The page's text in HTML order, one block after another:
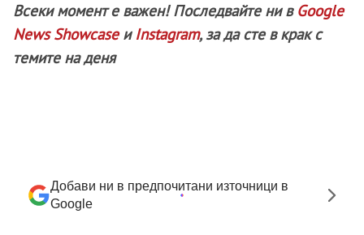
Всеки момент е важен! Последвайте ни в Google
News Showcaseи Instagram, за да сте в крак с
темите на деня
Добави ни в предпочитани източници в
Google